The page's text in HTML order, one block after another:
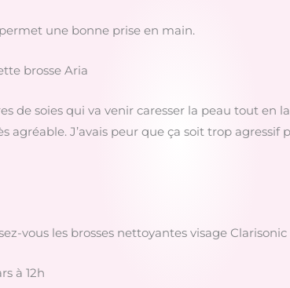
une bonne prise en main.
brosse Aria
de soies qui va venir caresser la peau tout en
agréable. J’avais peur que ça soit trop
vous les brosses nettoyantes visage Clarisonic
à 12h